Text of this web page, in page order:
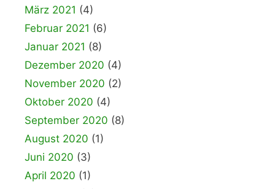
März 2021 (4)
Februar 2021 (6)
Januar 2021 (8)
Dezember 2020 (4)
November 2020 (2)
Oktober 2020 (4)
September 2020 (8)
August 2020 (1)
Juni 2020 (3)
April 2020 (1)